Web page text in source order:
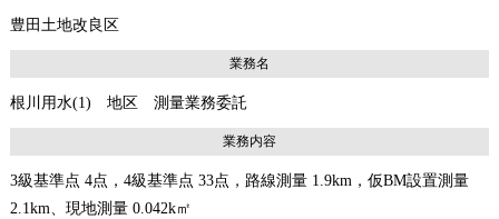
豊田土地改良区
業務名
根川用水(1) 地区 測量業務委託
業務内容
3級基準点 4点，4級基準点 33点，路線測量 1.9km，仮BM設置測量
2.1km、現地測量 0.042k㎡